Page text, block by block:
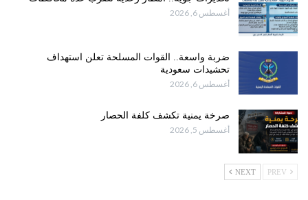
أغسطس 6, 2026
ضربة واسعة.. القوات المسلحة تعلن استهداف
تحشيدات سعودية
أغسطس 6, 2026
صرخة يمنية تكشف كلفة الحصار
أغسطس 5, 2026
NEXT